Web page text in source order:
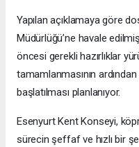
Yapılan açıklamaya göre
Müdürlüğü’ne havale
öncesi gerekli hazırlıklar
tamamlanmasının
başlatılması planlanıyor.
Esenyurt Kent Konseyi,
sürecin şeffaf ve hızlı bir